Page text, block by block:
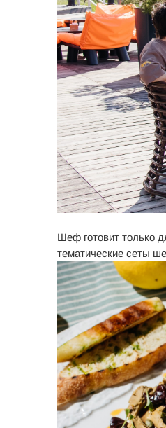
Шеф готовит только
тематические сеты